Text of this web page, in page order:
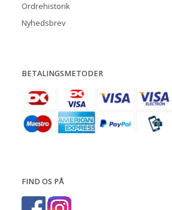
Ordrehistorik
Nyhedsbrev
BETALINGSMETODER
FIND OS PÅ